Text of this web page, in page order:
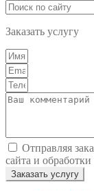
Заказать услугу
Отправляя
сайта и
Заказать услугу